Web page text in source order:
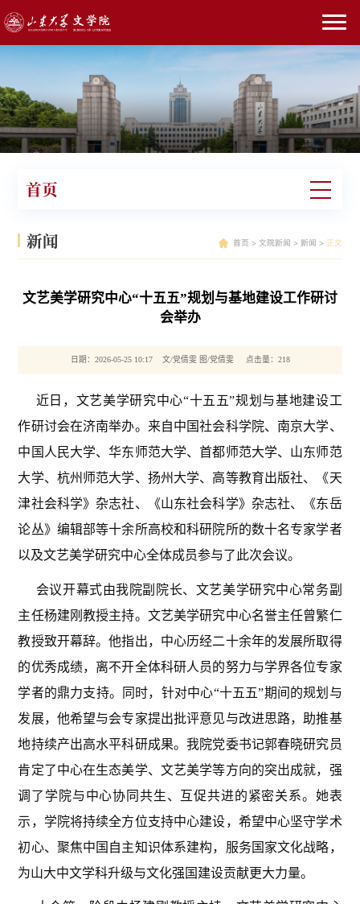
首页
新闻 首页 > 文院新闻 > 新闻 > 正文
文艺美学研究中心“十五五”规划与基地建设工作研讨
会举办
日期：2026-05-25 10:17 文/党倩雯 图/党倩雯 点击量： 218
近日，文艺美学研究中心“十五五”规划与基地建设工
作研讨会在济南举办。来自中国社会科学院、南京大学、
中国人民大学、华东师范大学、首都师范大学、山东师范
大学、杭州师范大学、扬州大学、高等教育出版社、《天
津社会科学》杂志社、《山东社会科学》杂志社、《东岳
论丛》编辑部等十余所高校和科研院所的数十名专家学者
以及文艺美学研究中心全体成员参与了此次会议。
会议开幕式由我院副院长、文艺美学研究中心常务副
主任杨建刚教授主持。文艺美学研究中心名誉主任曾繁仁
教授致开幕辞。他指出，中心历经二十余年的发展所取得
的优秀成绩，离不开全体科研人员的努力与学界各位专家
学者的鼎力支持。同时，针对中心“十五五”期间的规划与
发展，他希望与会专家提出批评意见与改进思路，助推基
地持续产出高水平科研成果。我院党委书记郭春晓研究员
肯定了中心在生态美学、文艺美学等方向的突出成就，强
调了学院与中心协同共生、互促共进的紧密关系。她表
示，学院将持续全方位支持中心建设，希望中心坚守学术
初心、聚焦中国自主知识体系建构，服务国家文化战略，
为山大中文学科升级与文化强国建设贡献更大力量。